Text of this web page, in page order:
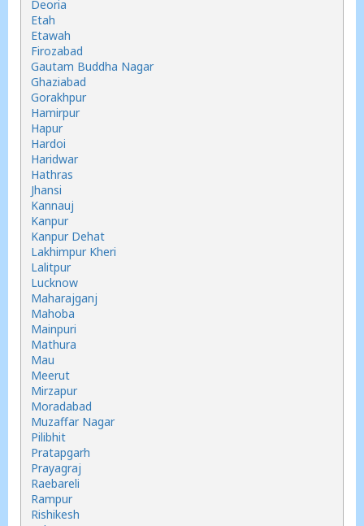
Deoria
Etah
Etawah
Firozabad
Gautam Buddha Nagar
Ghaziabad
Gorakhpur
Hamirpur
Hapur
Hardoi
Haridwar
Hathras
Jhansi
Kannauj
Kanpur
Kanpur Dehat
Lakhimpur Kheri
Lalitpur
Lucknow
Maharajganj
Mahoba
Mainpuri
Mathura
Mau
Meerut
Mirzapur
Moradabad
Muzaffar Nagar
Pilibhit
Pratapgarh
Prayagraj
Raebareli
Rampur
Rishikesh